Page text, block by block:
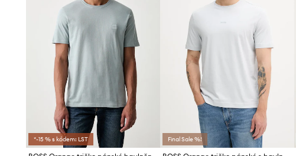
*-15 % s kódem: LST Final Sale %!